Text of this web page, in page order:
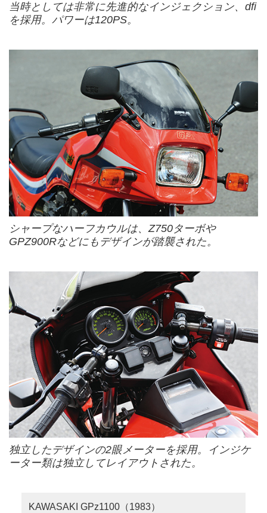
当時としては非常に先進的なインジェクション、dfi
を採用。パワーは120PS。
シャープなハーフカウルは、Z750ターボや
GPZ900Rなどにもデザインが踏襲された。
独立したデザインの2眼メーターを採用。インジケ
ーター類は独立してレイアウトされた。
KAWASAKI GPz1100（1983）